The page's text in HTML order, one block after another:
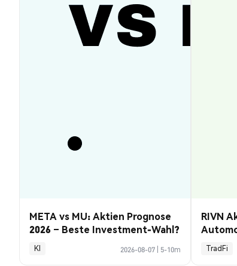
META vs MU: Aktien Prognose
2026 – Beste Investment-Wahl?
KI 2026-08-07 5-10m
RIVN
TradFi